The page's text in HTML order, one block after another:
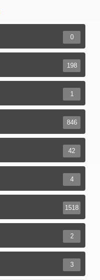
0
198
1
846
42
4
1518
2
3